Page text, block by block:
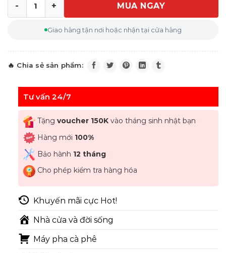
Nồi chảo 2 quai cầm có nắp Berlinger Haus BH/1850
MUA NGAY
Giao hàng tận nơi hoặc nhận tại cửa hàng
Tư vấn 24/7
Tặng voucher 150Kvào tháng sinh nhật bạn
Hàng mới 100%
Bảo hành 12 tháng
Cho phép kiểm tra hàng hóa
Khuyến mãi cực Hot!
Nhà cửa và đời sống
Máy pha cà phê